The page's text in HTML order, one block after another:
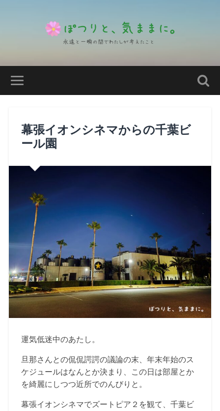
幕張イオンシネマからの千葉ビ
ール園
運気低迷中のあたし。
旦那さんとの侃侃諤諤の議論の末、年末年始のス
ケジュールはなんとか決まり、この日は部屋とか
を綺麗にしつつ近所でのんびりと。
幕張イオンシネマでズートピア２を観て、千葉ビ